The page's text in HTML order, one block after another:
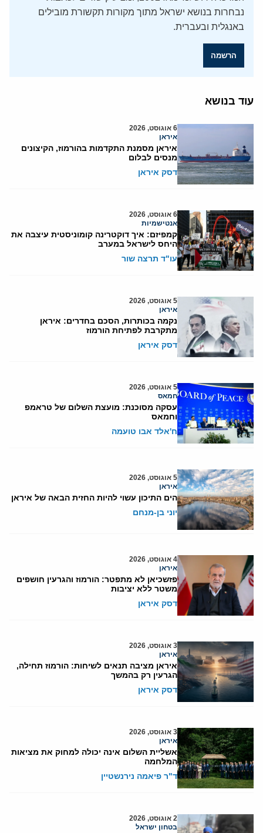
נבחרות בנושא ישראל מתוך מקורות תקשורת מובילים
באנגלית ובעברית.
הרשמה
עוד בנושא
6 אוגוסט, 2026
איראן
איראן מסמנת התקדמות בהורמוז, הקיצונים
מנסים לבלום
דסק איראן
6 אוגוסט, 2026
אנטישמיות
קמפיזם: איך דוקטרינה קומוניסטית עיצבה את
היחס לישראל במערב
עו"ד תרצה שור
5 אוגוסט, 2026
איראן
נקמה בכותרות, הסכם בחדרים: איראן
מתקרבת לפתיחת הורמוז
דסק איראן
5 אוגוסט, 2026
חמאס
עסקה מסוכנת: מועצת השלום של טראמפ
וחמאס
ח'אלד אבו טועמה
5 אוגוסט, 2026
איראן
הים התיכון עשוי להיות החזית הבאה של איראן
יוני בן-מנחם
4 אוגוסט, 2026
איראן
פזשכיאן לא מתפטר: הורמוז והגרעין חושפים
משטר ללא יציבות
דסק איראן
3 אוגוסט, 2026
איראן
איראן מציבה תנאים לשיחות: הורמוז תחילה,
הגרעין רק בהמשך
דסק איראן
3 אוגוסט, 2026
איראן
אשליית השלום אינה יכולה למחוק את מציאות
המלחמה
ד"ר פיאמה נירנשטיין
2 אוגוסט, 2026
בטחון ישראל